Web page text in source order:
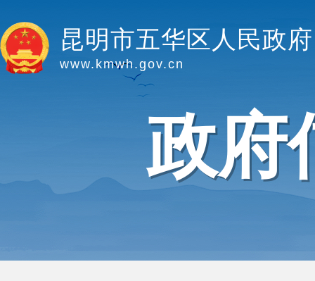
昆明市五华区人民政府
www.kmwh.gov.cn
政府